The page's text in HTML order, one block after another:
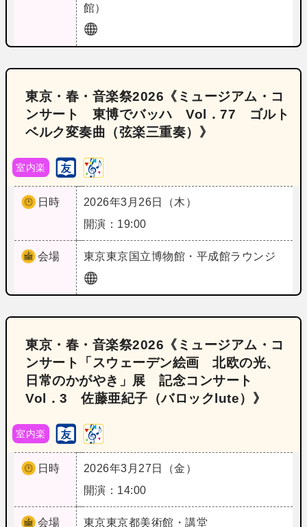
館）
東京・春・音楽祭2026《ミュージアム・コ
ンサート 東博でバッハ Vol．77 ゴルト
ベルク変奏曲（弦楽三重奏）》
室内楽
日時
2026年3月26日（木）
開演：19:00
会場 東京東京国立博物館・平成館ラウンジ
東京・春・音楽祭2026《ミュージアム・コ
ンサート「スウェーデン絵画 北欧の光、
日常のかがやき」展 記念コンサート
Vol．3 佐藤亜紀子（バロックlute）》
室内楽
日時
2026年3月27日（金）
開演：14:00
会場 東京東京都美術館・講堂